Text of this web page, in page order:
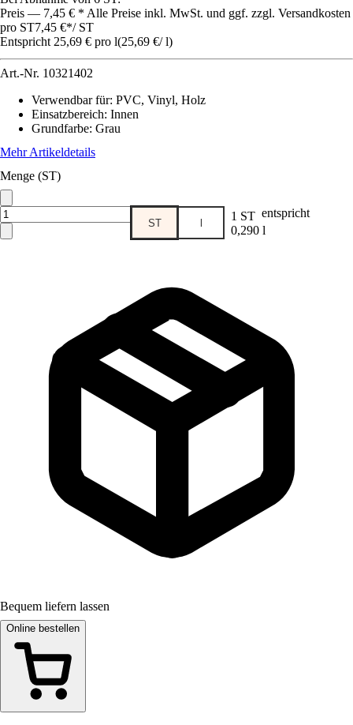
Preis — 7,45 € * Alle Preise inkl. MwSt. und ggf. zzgl. Versandkosten
pro ST7,45 €*/ ST
Entspricht 25,69 € pro l(25,69 €/ l)
Art.-Nr. 10321402
Verwendbar für: PVC, Vinyl, Holz
Einsatzbereich: Innen
Grundfarbe: Grau
Mehr Artikeldetails
Menge (ST)
ST l 1 ST entspricht
0,290 l
Bequem liefern lassen
Online bestellen